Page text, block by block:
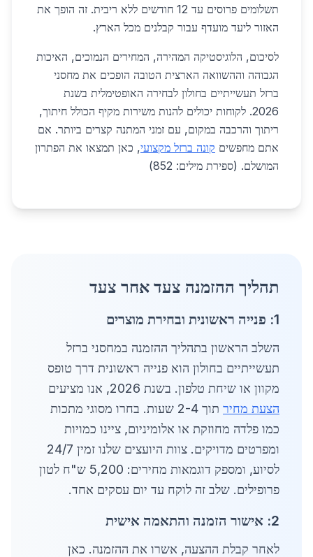
תשלומים פרוסים עד 12 חודשים ללא ריבית. זה הופך את
האזור ליעד מועדף עבור קבלנים מכל הארץ.
לסיכום, הלוגיסטיקה המהירה, המחירים הנמוכים, האיכות
הגבוהה וההשוואה הארצית הטובה הופכים את מחסני
ברזל תעשייתיים בחולון לבחירה האופטימלית בשנת
2026. לקוחות יכולים להנות משירות מקיף הכולל חיתוך,
ריתוך והרכבה במקום, עם זמני המתנה קצרים ביותר. אם
אתם מחפשים קונה ברזל מקצועי, כאן תמצאו את הפתרון
המושלם. (ספירת מילים: 852)
תהליך ההזמנה צעד אחר צעד
1: פנייה ראשונית ובחירת מוצרים
השלב הראשון בתהליך ההזמנה במחסני ברזל
תעשייתיים בחולון הוא פנייה ראשונית דרך טופס
מקוון או שיחת טלפון. בשנת 2026, אנו מציעים
הצעת מחיר
תוך 2-4 שעות. בחרו מסוגי מתכות
כמו פלדה מחוזקת או אלומיניום, ציינו כמויות
ומפרטים מדויקים. צוות היועצים שלנו זמין 24/7
לסיוע, ומספק דוגמאות מחירים: 5,200 ש"ח לטון
פרופילים. שלב זה לוקח עד יום עסקים אחד.
2: אישור הזמנה והתאמה אישית
לאחר קבלת ההצעה, אשרו את ההזמנה. כאן